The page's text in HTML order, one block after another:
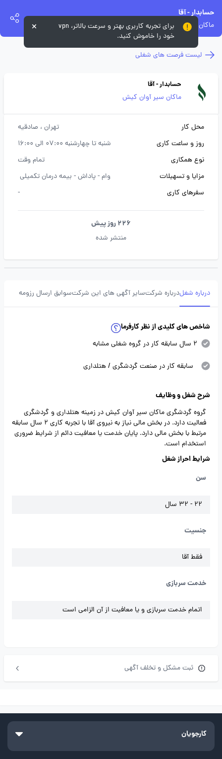
حسابدار - آقا
ماکان سیر آوان کیش
لیست فرصت های شغلی
حسابدار - آقا
ماکان سیر آوان کیش
محل کار تهران ، صادقیه
روز و ساعت کاری
شنبه تا چهارشنبه 07:00 الی 16:00
نوع همکاری
تمام وقت
مزایا و تسهیلات
وام -پاداش - بیمه درمان تکمیلی
سفرهای کاری
-
226 روز پیش
منتشر شده
درباره شغلدرباره شرکتسایر آگهی های این شرکتسوابق ارسال رزومه
شاخص های کلیدی از نظر کارفرما
2 سال سابقه کار در گروه شغلی مشابه
سابقه کار در صنعت گردشگری / هتلداری
شرح شغل و وظایف
گروه گردشگری ماکان سیر آوان کیش در زمینه هتلداری و گردشگری
فعالیت دارد. در بخش مالی نیاز به نیروی آقا با تجربه کاری 2 سال سابقه
مرتبط با بخش مالی دارد. پایان خدمت یا معافیت دائم از شرایط ضروری
استخدام است.
شرایط احراز شغل
سن
22 - 32 سال
جنسیت
فقط آقا
خدمت سربازی
اتمام خدمت سربازی و یا معافیت از آن الزامی است
ثبت مشکل و تخلف آگهی
کارجویان
برای تجربه کاربری بهتر و سرعت بالاتر، vpn
خود را خاموش کنید.